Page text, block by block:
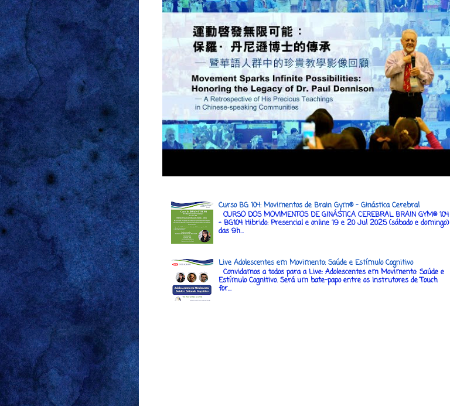
Curso BG 104: Movimentos de Brain Gym® - Ginástica Cerebral
CURSO DOS MOVIMENTOS DE GINÁSTICA CEREBRAL BRAIN GYM® 104
- BG104 Hibrido: Presencial e online 19 e 20 Jul 2025 (sábado e domingo)
das 9h...
Live Adolescentes em Movimento: Saúde e Estímulo Cognitivo
Convidamos a todos para a Live: Adolescentes em Movimento: Saúde e
Estímulo Cognitivo. Será um bate-papo entre os Instrutores de Touch
for...